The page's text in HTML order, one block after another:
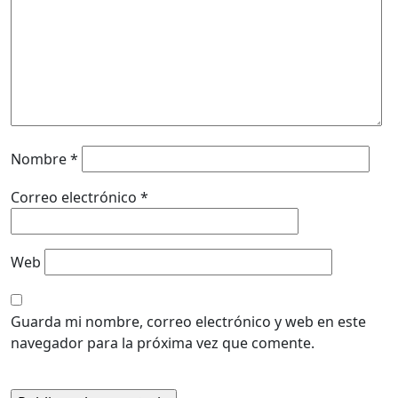
Nombre*
Correo electrónico *
Web
Guarda mi nombre, correo electrónico y web en este
navegador para la próxima vez que comente.